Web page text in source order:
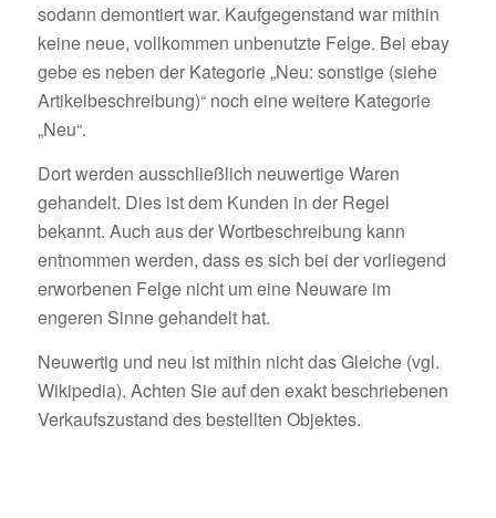
sodann demontiert war. Kaufgegenstand war mithin
keine neue, vollkommen unbenutzte Felge. Bei ebay
gebe es neben der Kategorie „Neu: sonstige (siehe
Artikelbeschreibung)“ noch eine weitere Kategorie
„Neu“.
Dort werden ausschließlich neuwertige Waren
gehandelt. Dies ist dem Kunden in der Regel
bekannt. Auch aus der Wortbeschreibung kann
entnommen werden, dass es sich bei der vorliegend
erworbenen Felge nicht um eine Neuware im
engeren Sinne gehandelt hat.
Neuwertig und neu ist mithin nicht das Gleiche (vgl.
Wikipedia). Achten Sie auf den exakt beschriebenen
Verkaufszustand des bestellten Objektes.